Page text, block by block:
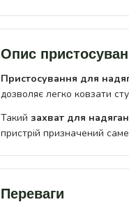
Опис
Пристосування для
дозволяє легко ковзати
Такий захват для
пристрій призначений
Переваги